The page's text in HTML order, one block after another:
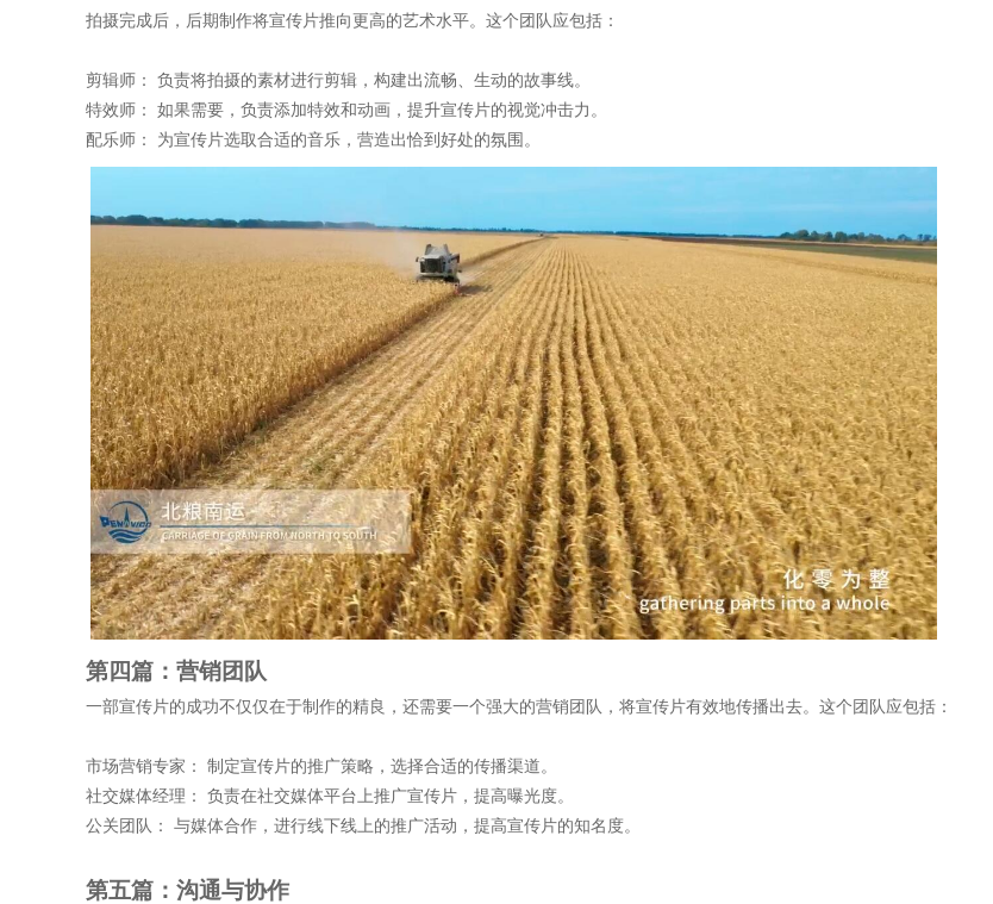
拍摄完成后，后期制作将宣传片推向更高的艺术水平。这个团队应包括：
剪辑师：
负责将拍摄的素材进行剪辑，构建出流畅、生动的故事线。
特效师：
如果需要，负责添加特效和动画，提升宣传片的视觉冲击力。
配乐师：
为宣传片选取合适的音乐，营造出恰到好处的氛围。
第四篇：营销团队
一部宣传片的成功不仅仅在于制作的精良，还需要一个强大的营销团队，将宣传片有效地传播出去。这个团队应包括：
市场营销专家：
制定宣传片的推广策略，选择合适的传播渠道。
社交媒体经理：
负责在社交媒体平台上推广宣传片，提高曝光度。
公关团队：
与媒体合作，进行线下线上的推广活动，提高宣传片的知名度。
第五篇：沟通与协作